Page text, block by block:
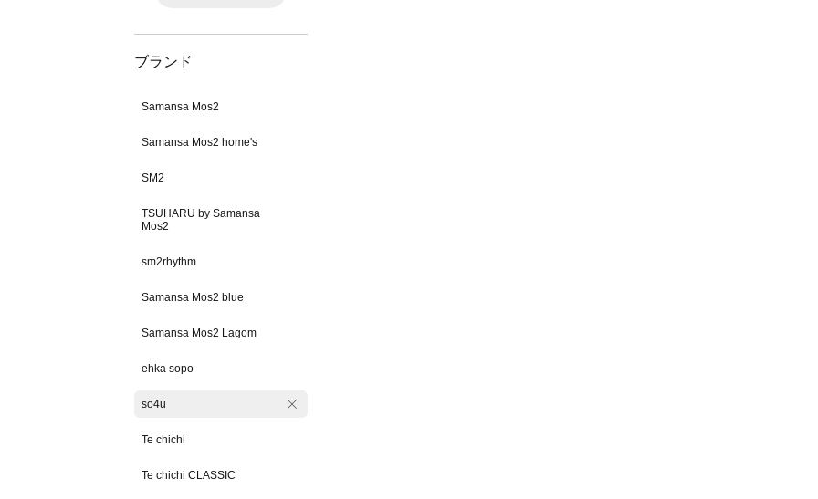
ブランド
Samansa Mos2
Samansa Mos2 home's
SM2
TSUHARU by Samansa
Mos2
sm2rhythm
Samansa Mos2 blue
Samansa Mos2 Lagom
ehka sopo
sō4ū
Te chichi
Te chichi CLASSIC